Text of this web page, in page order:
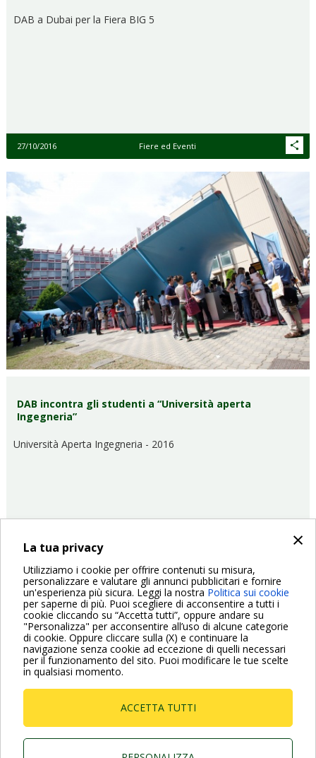
×
La tua privacy
Utilizziamo i cookie per offrire contenuti su misura,
personalizzare e valutare gli annunci pubblicitari e fornire
un'esperienza più sicura. Leggi la nostra Politica sui cookie
per saperne di più. Puoi scegliere di acconsentire a tutti i
cookie cliccando su “Accetta tutti”, oppure andare su
"Personalizza" per acconsentire all’uso di alcune categorie
di cookie. Oppure cliccare sulla (X) e continuare la
navigazione senza cookie ad eccezione di quelli necessari
per il funzionamento del sito. Puoi modificare le tue scelte
in qualsiasi momento.
ACCETTA TUTTI
DAB a Dubai per la Fiera BIG 5
27/10/2016 Fiere ed Eventi
DAB incontra gli studenti a “Università aperta
Ingegneria”
Università Aperta Ingegneria - 2016
Paginazione
Pagina
precedente
‹ Previous Pagina
2 Pagina
3 Pagina
4 Pagina
5 Pagina
6 Pagina
7 Pagina
8
Pagina
attuale
9 Pagina
10
Pagina
successiva
Next ›
P.I. 03675230282 - R.E.A. Padova N. 328200- Cap.